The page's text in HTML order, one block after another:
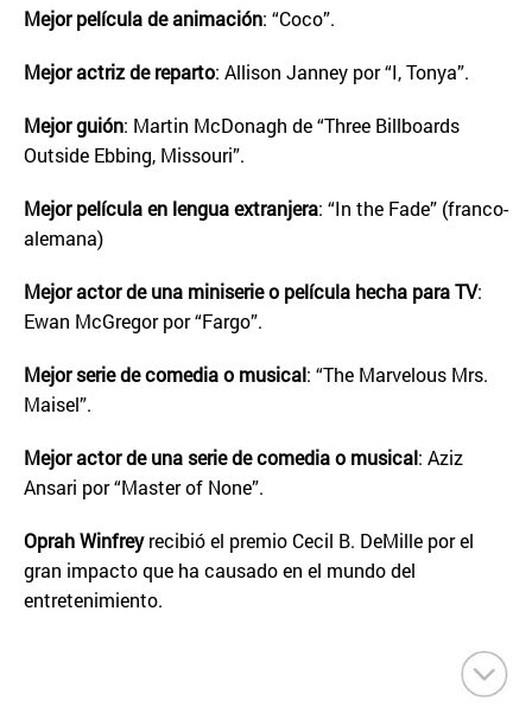
Mejor película de animación: “Coco”.
Mejor actriz de reparto: Allison Janney por “I, Tonya”.
Mejor guión: Martin McDonagh de “Three Billboards
Outside Ebbing, Missouri”.
Mejor película en lengua extranjera: “In the Fade” (franco-
alemana)
Mejor actor de una miniserie o película hecha para TV:
Ewan McGregor por “Fargo”.
Mejor serie de comedia o musical: “The Marvelous Mrs.
Maisel”.
Mejor actor de una serie de comedia o musical: Aziz
Ansari por “Master of None”.
Oprah Winfreyrecibió el premio Cecil B. DeMille por el
gran impacto que ha causado en el mundo del
entretenimiento.